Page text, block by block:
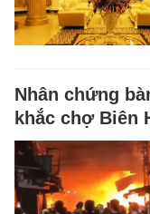
Nhân chứng
khắc chợ Biên